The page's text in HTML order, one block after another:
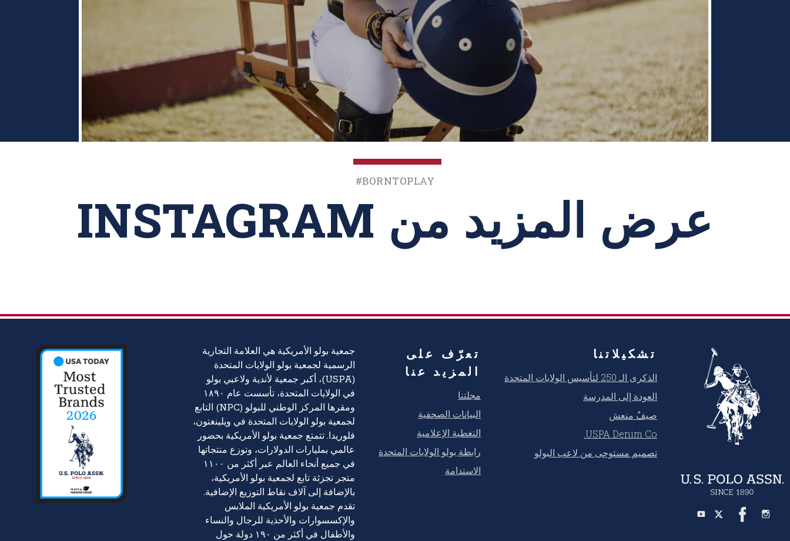
‎#BornToPlay
عرض المزيد من INSTAGRAM
تشكيلاتنا
الذكرى الـ 250 لتأسيس الولايات المتحدة
العودة إلى المدرسة
صيفٌ منعش
USPA Denim Co.
تصميم مستوحى من لاعب البولو
تعرّف على
المزيد عنا
مجلتنا
البيانات الصحفية
التغطية الإعلامية
رابطة بولو الولايات المتحدة
الاستدامة
جمعية بولو الأمريكية هي العلامة التجارية
الرسمية لجمعية بولو الولايات المتحدة
(USPA)، أكبر جمعية لأندية ولاعبي بولو
في الولايات المتحدة، تأسست عام ١٨٩٠
ومقرها المركز الوطني للبولو (NPC) التابع
لجمعية بولو الولايات المتحدة في ويلينغتون،
فلوريدا. تتمتع جمعية بولو الأمريكية بحضور
عالمي بمليارات الدولارات، وتوزع منتجاتها
في جميع أنحاء العالم عبر أكثر من ١١٠٠
متجر تجزئة تابع لجمعية بولو الأمريكية،
بالإضافة إلى آلاف نقاط التوزيع الإضافية.
تقدم جمعية بولو الأمريكية الملابس
والإكسسوارات والأحذية للرجال والنساء
والأطفال في أكثر من ١٩٠ دولة حول